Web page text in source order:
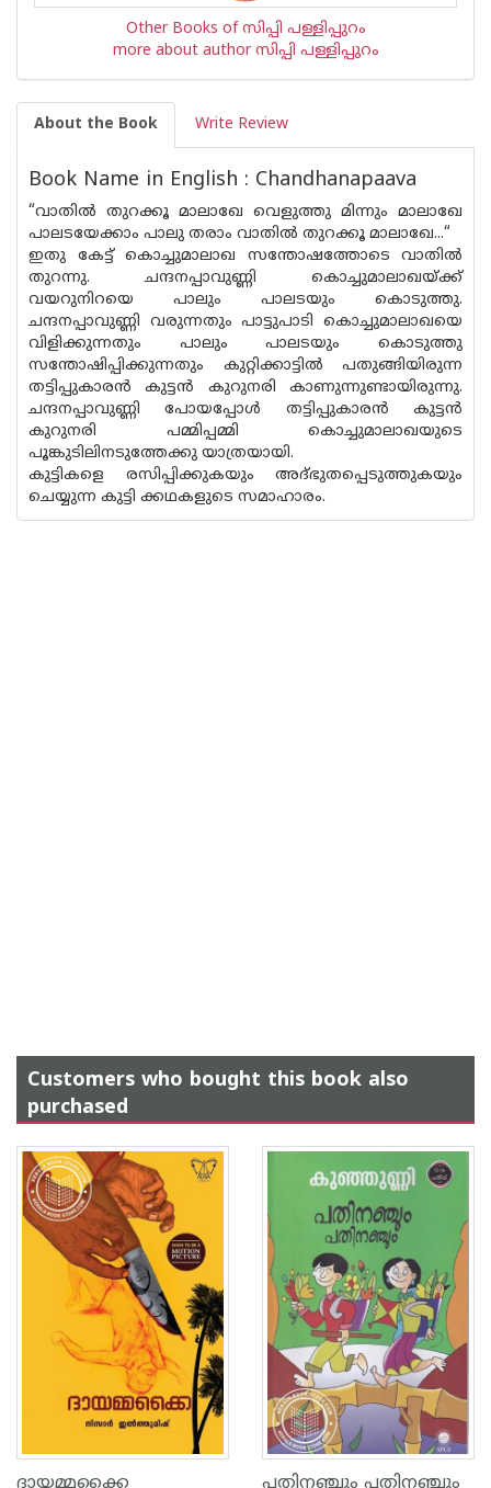
Other Books of സിപ്പി പള്ളിപ്പുറം
more about author സിപ്പി പള്ളിപ്പുറം
About the Book Write Review
Book Name in English : Chandhanapaava
“വാതിൽ തുറക്കൂ മാലാഖേ വെളുത്തു മിന്നും മാലാഖേ
പാലടയേക്കാം പാലു തരാം വാതിൽ തുറക്കൂ മാലാഖേ...“
ഇതു കേട്ട് കൊച്ചുമാലാഖ സന്തോഷത്തോടെ വാതിൽ
തുറന്നു. ചന്ദനപ്പാവുണ്ണി കൊച്ചുമാലാഖയ്ക്ക്
വയറുനിറയെ പാലും പാലടയും കൊടുത്തു.
ചന്ദനപ്പാവുണ്ണി വരുന്നതും പാട്ടുപാടി കൊച്ചുമാലാഖയെ
വിളിക്കുന്നതും പാലും പാലടയും കൊടുത്തു
സന്തോഷിപ്പിക്കുന്നതും കുറ്റിക്കാട്ടിൽ പതുങ്ങിയിരുന്ന
തട്ടിപ്പുകാരൻ കുട്ടൻ കുറുനരി കാണുന്നുണ്ടായിരുന്നു.
ചന്ദനപ്പാവുണ്ണി പോയപ്പോൾ തട്ടിപ്പുകാരൻ കുട്ടൻ
കുറുനരി പമ്മിപ്പമ്മി കൊച്ചുമാലാഖയുടെ
പൂങ്കുടിലിനടുത്തേക്കു യാത്രയായി.
കുട്ടികളെ രസിപ്പിക്കുകയും അദ്ഭുതപ്പെടുത്തുകയും
ചെയ്യുന്ന കുട്ടി ക്കഥകളുടെ സമാഹാരം.
Customers who bought this book also
purchased
ദായമ്മക്കൈ പതിനഞ്ചും പതിനഞ്ചും